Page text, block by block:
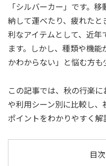
「シルバーカー」です。
納して運べたり、疲れた
利なアイテムとして、近
ます。しかし、種類や機
かわからない」と悩む方も
この記事では、秋の行楽
や利用シーン別に比較し
ポイントをわかりやすく解
目次